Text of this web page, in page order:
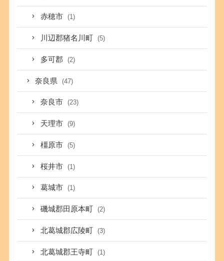
赤穂市 (1)
川辺郡猪名川町 (5)
多可郡 (2)
奈良県 (47)
奈良市 (23)
天理市 (9)
橿原市 (5)
桜井市 (1)
葛城市 (1)
磯城郡田原本町 (2)
北葛城郡広陵町 (3)
北葛城郡王寺町 (1)